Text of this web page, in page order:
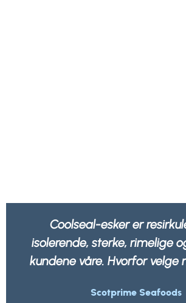
Coolseal-esker er
isolerende, sterke, rimelige
kundene våre. Hvorfor velge
Scotprime Seafoods